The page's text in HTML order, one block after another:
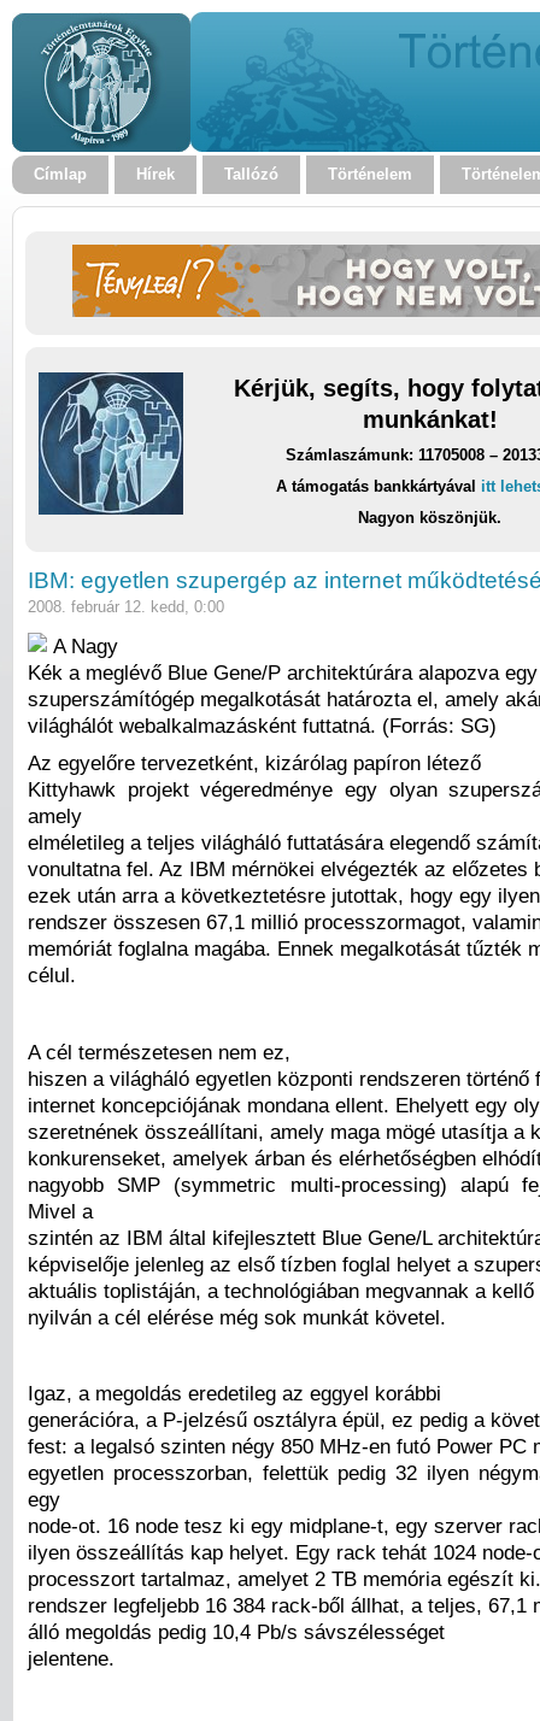
Címlap Hírek Tallózó Történelem
Kérjük, segíts, hogy
munkánkat!
Számlaszámunk: 11705008 –
A támogatás bankkártyával itt
Nagyon köszönjük.
IBM: egyetlen szupergép az internet
2008. február 12. kedd, 0:00
A Nagy
Kék a meglévő Blue Gene/P architektúrára alapozva
szuperszámítógép megalkotását határozta el, amely
világhálót webalkalmazásként futtatná. (Forrás: SG)
Az egyelőre tervezetként, kizárólag papíron létező
Kittyhawk projekt végeredménye egy olyan
amely
elméletileg a teljes világháló futtatására elegendő
vonultatna fel. Az IBM mérnökei elvégezték az előzetes
ezek után arra a következtetésre jutottak, hogy egy
rendszer összesen 67,1 millió processzormagot,
memóriát foglalna magába. Ennek megalkotását tűzték
célul.
A cél természetesen nem ez,
hiszen a világháló egyetlen központi rendszeren történő
internet koncepciójának mondana ellent. Ehelyett egy
szeretnének összeállítani, amely maga mögé utasítja a
konkurenseket, amelyek árban és elérhetőségben
nagyobb SMP (symmetric multi-processing) alapú
Mivel a
szintén az IBM által kifejlesztett Blue Gene/L
képviselője jelenleg az első tízben foglal helyet a
aktuális toplistáján, a technológiában megvannak a
nyilván a cél elérése még sok munkát követel.
Igaz, a megoldás eredetileg az eggyel korábbi
generációra, a P-jelzésű osztályra épül, ez pedig a
fest: a legalsó szinten négy 850 MHz-en futó Power PC
egyetlen processzorban, felettük pedig 32 ilyen
egy
node-ot. 16 node tesz ki egy midplane-t, egy szerver
ilyen összeállítás kap helyet. Egy rack tehát 1024 node-
processzort tartalmaz, amelyet 2 TB memória egészít
rendszer legfeljebb 16 384 rack-ből állhat, a teljes, 67,1
álló megoldás pedig 10,4 Pb/s sávszélességet
jelentene.